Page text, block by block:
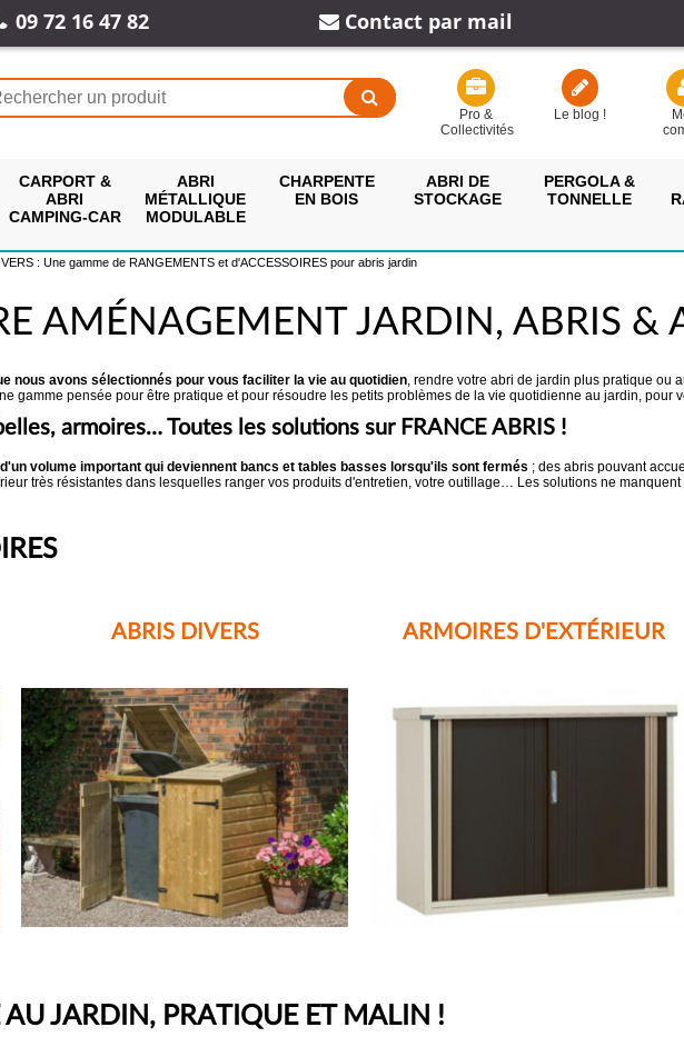
09 72 16 47 82 Contact par mail
Pro &
Collectivités
Le blog !
CARPORT &
ABRI
CAMPING-CAR
ABRI
MÉTALLIQUE
MODULABLE
CHARPENTE
EN BOIS
ABRI DE
STOCKAGE
PERGOLA &
TONNELLE
: Une gamme de RANGEMENTS et d'ACCESSOIRES pour abris jardin
AMÉNAGEMENT JARDIN, ABRIS &
nous avons sélectionnés pour vous faciliter la vie au quotidien, rendre votre abri de jardin plus pratique ou
gamme pensée pour être pratique et pour résoudre les petits problèmes de la vie quotidienne au jardin, pour
armoires… Toutes les solutions sur FRANCE ABRIS !
volume important qui deviennent bancs et tables basses lorsqu'ils sont fermés ; des abris pouvant
très résistantes dans lesquelles ranger vos produits d'entretien, votre outillage… Les solutions ne manquent
ABRIS DIVERS ARMOIRES D'EXTÉRIEUR
JARDIN, PRATIQUE ET MALIN !